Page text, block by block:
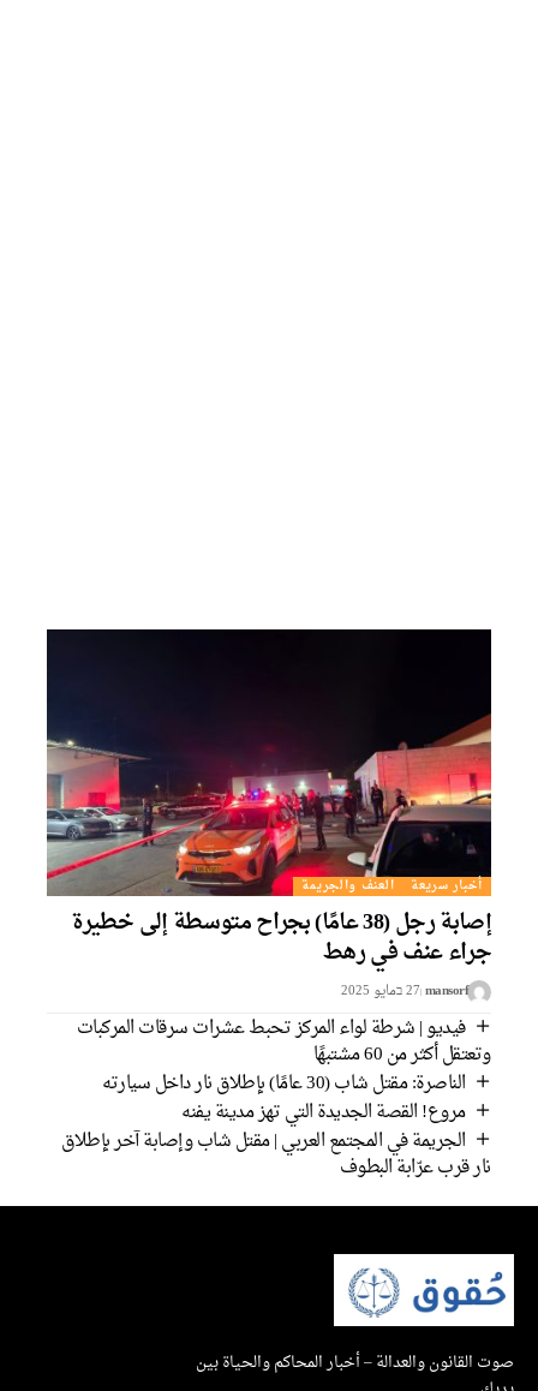
أخبار سريعة العنف والجريمة
إصابة رجل (38 عامًا) بجراح متوسطة إلى خطيرة
جراء عنف في رهط
mansorf 27 בمايو 2025
فيديو | شرطة لواء المركز تحبط عشرات سرقات المركبات
وتعتقل أكثر من 60 مشتبهًا
الناصرة: مقتل شاب (30 عامًا) بإطلاق نار داخل سيارته
مروع! القصة الجديدة التي تهز مدينة يفنه
الجريمة في المجتمع العربي | مقتل شاب وإصابة آخر بإطلاق
نار قرب عرّابة البطوف
والعدالة – أخبار المحاكم والحياة بين